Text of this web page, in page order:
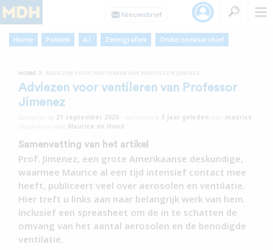
Home Politiek A.I. Zetelgrafiek Onderzoeksarchief
HOME »
Adviezen voor ventileren van Professor
Jimenez
21 september 2020 3 jaar geleden
maurice
Maurice de Hond
Samenvatting van het artikel
Prof. Jimenez, een grote Amerikaanse deskundige,
waarmee Maurice al een tijd intensief contact mee
heeft, publiceert veel over aerosolen en ventilatie.
Hier treft u links aan naar belangrijk werk van hem.
Inclusief een spreasheet om de in te schatten de
omvang van het aantal aerosolen en de benodigde
ventilatie.